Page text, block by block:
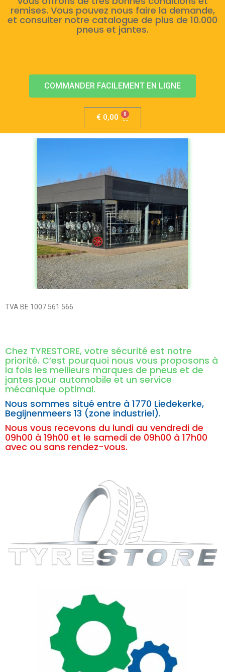
remises. Vous pouvez nous faire la demande,
et consulter notre catalogue de plus de 10.000
pneus et jantes.
COMMANDER FACILEMENT EN LIGNE
€ 0,00
TVA BE 1007 561 566
Chez TYRESTORE, votre sécurité est notre
priorité. C’est pourquoi nous vous proposons à
la fois les meilleurs marques de pneus et de
jantes pour automobile et un service
mécanique optimal.
Nous sommes situé entre à 1770 Liedekerke,
Begijnenmeers 13 (zone industriel).
Nous vous recevons du lundi au vendredi de
09h00 à 19h00 et le samedi de 09h00 à 17h00
avec ou sans rendez-vous.